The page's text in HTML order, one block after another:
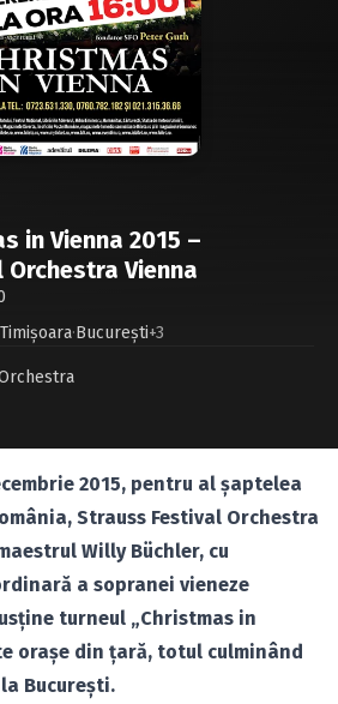
in Vienna 2015 –
Vienna
Timişoara·Bucureşti+3
2015, pentru al şaptelea
Strauss Festival Orchestra
Willy Büchler, cu
a sopranei vieneze
turneul „Christmas in
oraşe din ţară, totul culminând
Bucureşti.